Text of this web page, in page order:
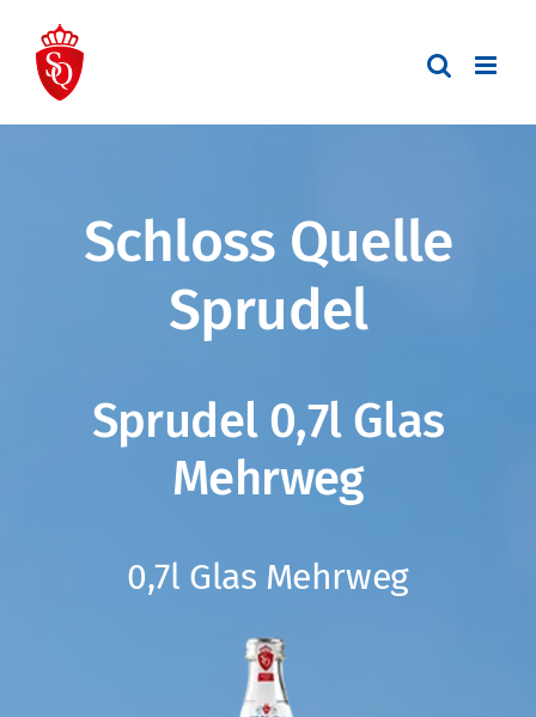
Inhalt
springen
Schloss Quelle
Sprudel
Sprudel 0,7l Glas
Mehrweg
0,7l Glas Mehrweg